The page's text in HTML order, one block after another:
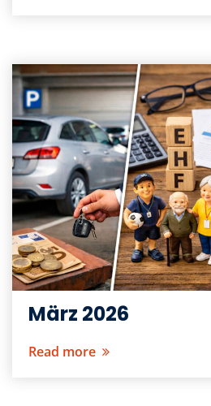
März 2026
Read more